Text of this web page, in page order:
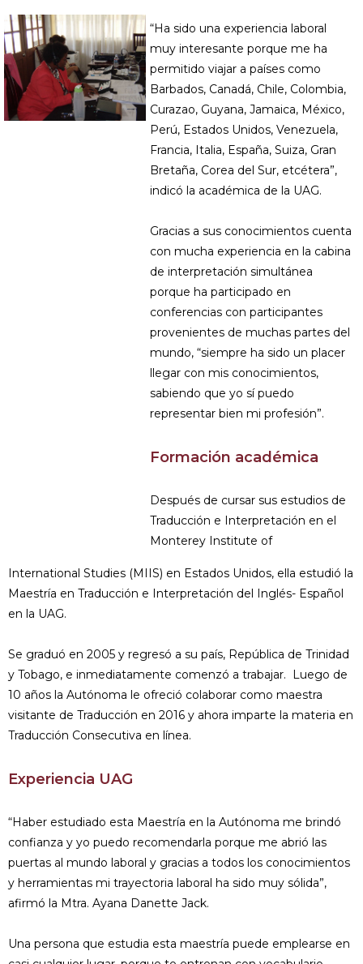
“Ha sido una experiencia laboral
muy interesante porque me ha
permitido viajar a países como
Barbados, Canadá, Chile, Colombia,
Curazao, Guyana, Jamaica, México,
Perú, Estados Unidos, Venezuela,
Francia, Italia, España, Suiza, Gran
Bretaña, Corea del Sur, etcétera”,
indicó la académica de la UAG.
Gracias a sus conocimientos cuenta
con mucha experiencia en la cabina
de interpretación simultánea
porque ha participado en
conferencias con participantes
provenientes de muchas partes del
mundo, “siempre ha sido un placer
llegar con mis conocimientos,
sabiendo que yo sí puedo
representar bien mi profesión”.
Formación académica
Después de cursar sus estudios de
Traducción e Interpretación en el
Monterey Institute of
International Studies (MIIS) en Estados Unidos, ella estudió la
Maestría en Traducción e Interpretación del Inglés- Español
en la UAG.
Se graduó en 2005 y regresó a su país, República de Trinidad
y Tobago, e inmediatamente comenzó a trabajar. Luego de
10 años la Autónoma le ofreció colaborar como maestra
visitante de Traducción en 2016 y ahora imparte la materia en
Traducción Consecutiva en línea.
Experiencia UAG
“Haber estudiado esta Maestría en la Autónoma me brindó
confianza y yo puedo recomendarla porque me abrió las
puertas al mundo laboral y gracias a todos los conocimientos
y herramientas mi trayectoria laboral ha sido muy sólida”,
afirmó la Mtra. Ayana Danette Jack.
Una persona que estudia esta maestría puede emplearse en